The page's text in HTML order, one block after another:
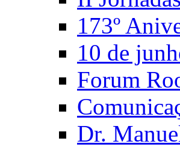
173º
10 de
Forum
Dr.